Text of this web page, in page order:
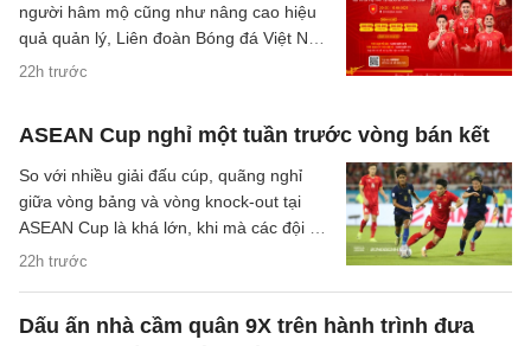
22h trước
người hâm mộ cũng như nâng cao hiệu
quả quản lý, Liên đoàn Bóng đá Việt Nam
(VFF) đã chính thức thông báo về việc
ASEAN Cup nghỉ một tuần trước vòng bán kết
22h trước
So với nhiều giải đấu cúp, quãng nghỉ
giữa vòng bảng và vòng knock-out tại
ASEAN Cup là khá lớn, khi mà các đội sẽ
có quãng nghỉ lên tới một tuần cho các
Dấu ấn nhà cầm quân 9X trên hành trình đưa